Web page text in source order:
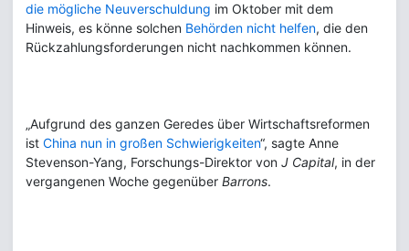
die mögliche Neuverschuldung im Oktober mit dem
Hinweis, es könne solchen Behörden nicht helfen, die den
Rückzahlungsforderungen nicht nachkommen können.
„Aufgrund des ganzen Geredes über Wirtschaftsreformen
ist China nun in großen Schwierigkeiten“, sagte Anne
Stevenson-Yang, Forschungs-Direktor von J Capital, in der
vergangenen Woche gegenüber Barrons.